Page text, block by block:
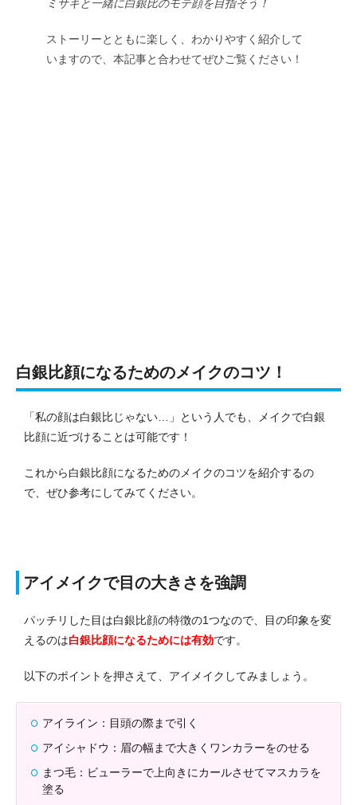
ミサキと一緒に白銀比のモテ顔を目指そう！
ストーリーとともに楽しく、わかりやすく紹介して
いますので、本記事と合わせてぜひご覧ください！
白銀比顔になるためのメイクのコツ！
「私の顔は白銀比じゃない…」という人でも、メイクで白銀
比顔に近づけることは可能です！
これから白銀比顔になるためのメイクのコツを紹介するの
で、ぜひ参考にしてみてください。
アイメイクで目の大きさを強調
パッチリした目は白銀比顔の特徴の1つなので、目の印象を変
えるのは白銀比顔になるためには有効です。
以下のポイントを押さえて、アイメイクしてみましょう。
アイライン：目頭の際まで引く
アイシャドウ：眉の幅まで大きくワンカラーをのせる
まつ毛：ビューラーで上向きにカールさせてマスカラを
塗る